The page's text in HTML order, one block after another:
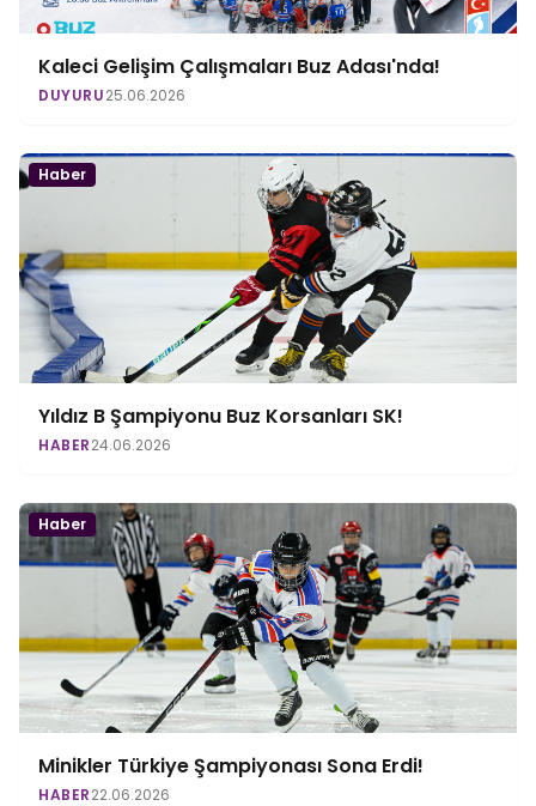
Kaleci Gelişim Çalışmaları Buz Adası'nda!
DUYURU25.06.2026
Haber
Yıldız B Şampiyonu Buz Korsanları SK!
HABER24.06.2026
Haber
Minikler Türkiye Şampiyonası Sona Erdi!
HABER22.06.2026